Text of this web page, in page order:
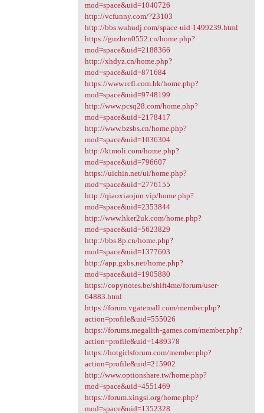
mod=space&uid=1040726
http://vcfunny.com/?23103
http://bbs.wuhudj.com/space-uid-1499239.html
https://guzhen0552.cn/home.php?
mod=space&uid=2188366
http://xhdyz.cn/home.php?
mod=space&uid=871684
https://www.rcfl.com.hk/home.php?
mod=space&uid=9748199
http://www.pcsq28.com/home.php?
mod=space&uid=2178417
http://www.bzsbs.cn/home.php?
mod=space&uid=1036304
http://ktmoli.com/home.php?
mod=space&uid=796607
https://uichin.net/ui/home.php?
mod=space&uid=2776155
http://qiaoxiaojun.vip/home.php?
mod=space&uid=2353844
http://www.hker2uk.com/home.php?
mod=space&uid=5623829
http://bbs.8p.cn/home.php?
mod=space&uid=1377603
http://app.gxbs.net/home.php?
mod=space&uid=1905880
https://copynotes.be/shift4me/forum/user-
64883.html
https://forum.vgatemall.com/member.php?
action=profile&uid=555026
https://forums.megalith-games.com/member.php?
action=profile&uid=1489378
https://hotgirlsforum.com/member.php?
action=profile&uid=215902
http://www.optionshare.tw/home.php?
mod=space&uid=4551469
https://forum.xingsi.org/home.php?
mod=space&uid=1352328